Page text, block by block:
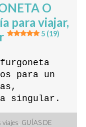
O
para viajar,
5 (19)
para un
singular.
viajes GUÍAS DE